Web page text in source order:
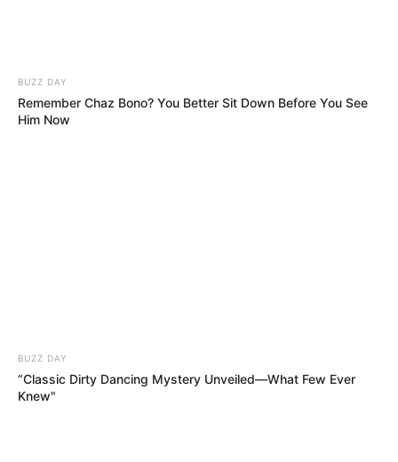
BUZZ DAY
Remember Chaz Bono? You Better Sit Down Before You See
Him Now
BUZZ DAY
“Classic Dirty Dancing Mystery Unveiled—What Few Ever
Knew"